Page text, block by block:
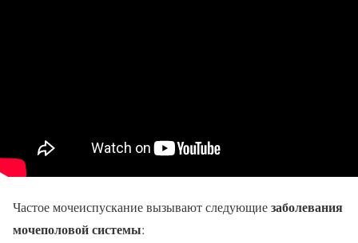
Частое мочеиспускание вызывают следующиезаболевания
мочеполовой системы: